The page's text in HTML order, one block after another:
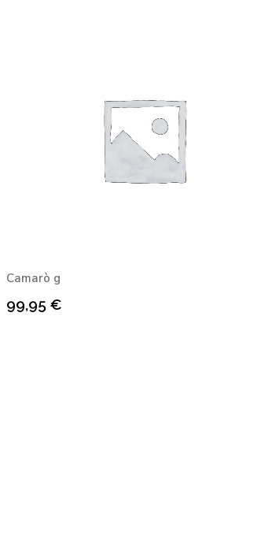
Camarò g
99,95 €